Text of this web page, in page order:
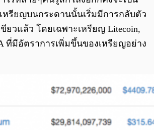
หรียญบนกระดานนั้นเริ่มมีการกลับตัว
ยวแล้ว โดยเฉพาะเหรียญ Litecoin,
ที่มีอัตราการเพิ่มขึ้นของเหรียญอย่าง